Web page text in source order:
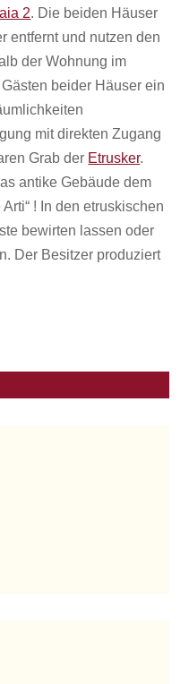
2. Die beiden Häuser
entfernt und nutzen den
der Wohnung im
beider Häuser ein
mit direkten Zugang
Grab der Etrusker.
antike Gebäude dem
! In den etruskischen
bewirten lassen oder
Der Besitzer produziert